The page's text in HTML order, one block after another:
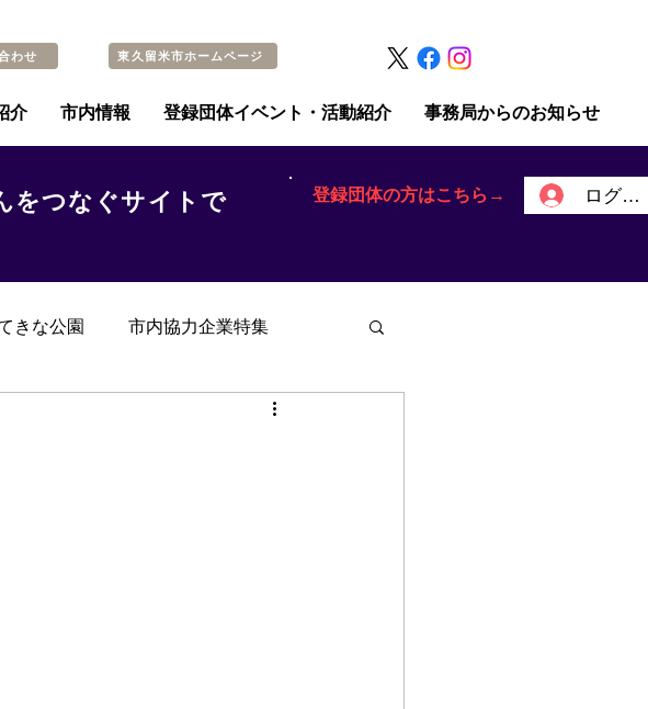
わせ 東久留米市ホームページ
介 市内情報 登録団体イベント・活動紹介 事務局からのお知らせ
をつなぐサイトで
登録団体の方はこちら→ ログイ
きな公園 市内協力企業特集